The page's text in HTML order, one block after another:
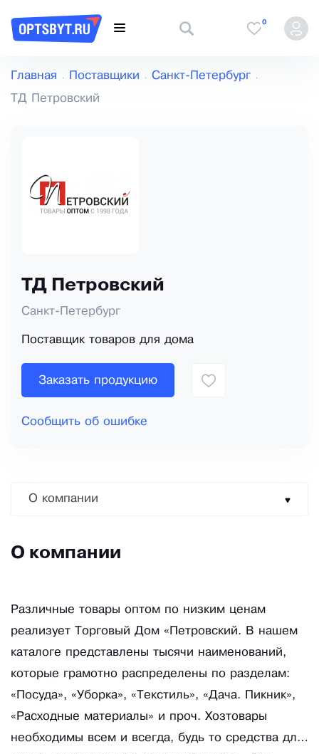
0
Главная Поставщики Санкт-Петербург
ТД Петровский
ТД Петровский
Санкт-Петербург
Поставщик товаров для дома
Заказать продукцию
Сообщить об ошибке
О компании
О компании
Различные товары оптом по низким ценам
реализует Торговый Дом «Петровский. В нашем
каталоге представлены тысячи наименований,
которые грамотно распределены по разделам:
«Посуда», «Уборка», «Текстиль», «Дача. Пикник»,
«Расходные материалы» и проч. Хозтовары
необходимы всем и всегда, будь то средства для